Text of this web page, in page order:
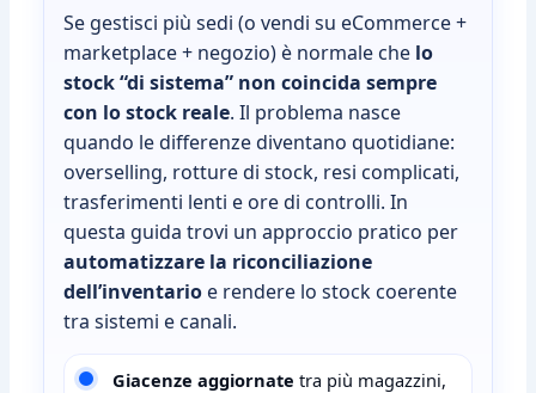
Se gestisci più sedi (o vendi su eCommerce +
marketplace + negozio) è normale che lo
stock “di sistema” non coincida sempre
con lo stock reale. Il problema nasce
quando le differenze diventano quotidiane:
overselling, rotture di stock, resi complicati,
trasferimenti lenti e ore di controlli. In
questa guida trovi un approccio pratico per
automatizzare la riconciliazione
dell’inventarioe rendere lo stock coerente
tra sistemi e canali.
Giacenze aggiornate tra più magazzini,